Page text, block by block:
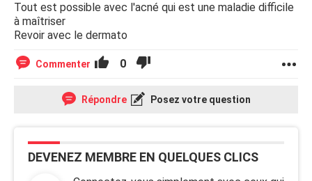
Tout est possible avec l'acné qui est une maladie difficile
à maîtriser
Revoir avec le dermato
Commenter 0
Répondre Posez votre question
DEVENEZ MEMBRE EN QUELQUES CLICS